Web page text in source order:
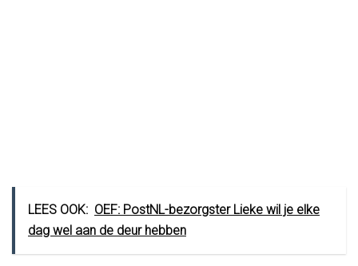
LEES OOK: OEF: PostNL-bezorgster Lieke wil je elke
dag wel aan de deur hebben